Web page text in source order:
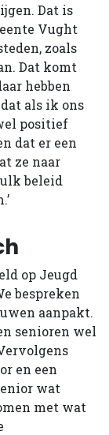
Dat is
Vught
zoals
Dat komt
hebben
als ik ons
positief
dat er een
ze naar
beleid
op Jeugd
bespreken
aanpakt.
senioren wel
en een
wat
met wat